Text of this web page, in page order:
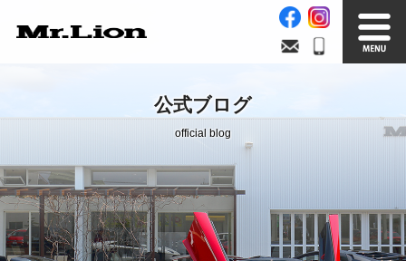
在庫車情報 買取無料査定
Factory
自社工場 サービス案内
公式ブログ
official blog